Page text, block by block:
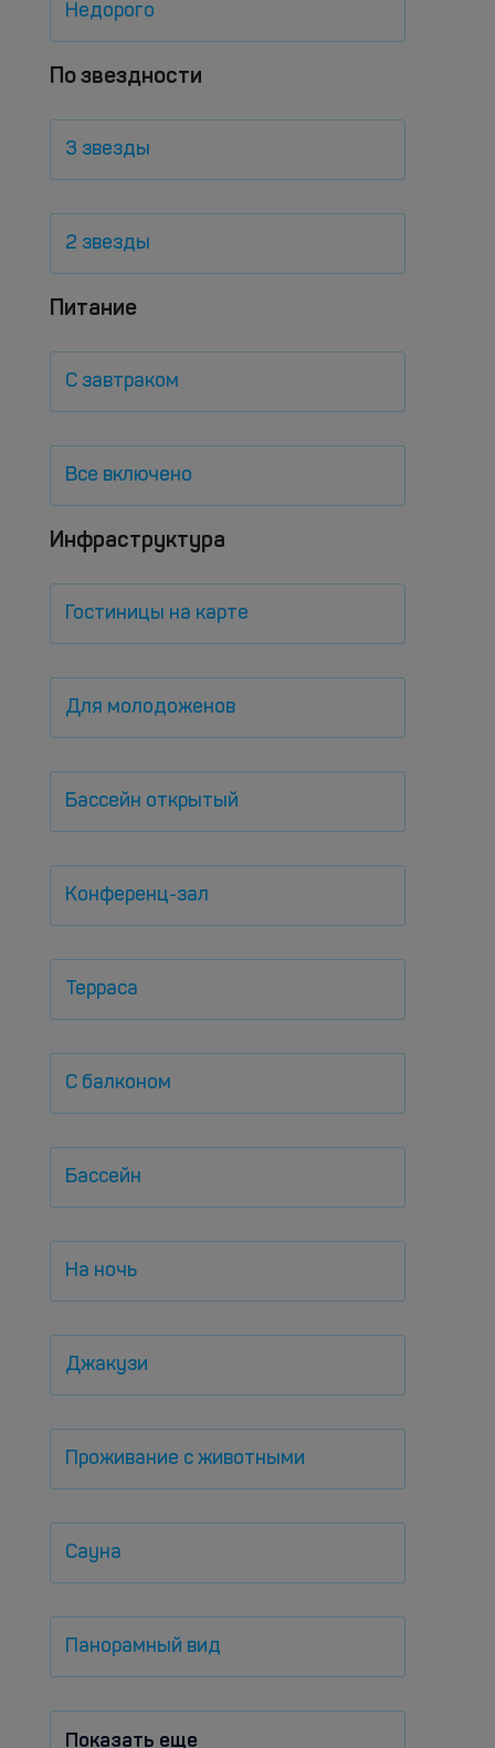
Недорого
По звездности
3 звезды
2 звезды
Питание
С завтраком
Все включено
Инфраструктура
Гостиницы на карте
Для молодоженов
Бассейн открытый
Конференц-зал
Терраса
С балконом
Бассейн
На ночь
Джакузи
Проживание с животными
Сауна
Панорамный вид
Показать еще